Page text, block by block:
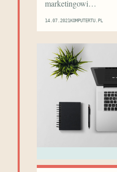
marketingowi…
14.07.2021KOMPUTERTU.PL